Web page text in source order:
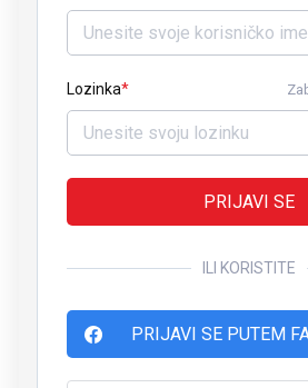
Lozinka
PRIJAVI SE
ILI KORISTITE
PRIJAVI SE PUTEM